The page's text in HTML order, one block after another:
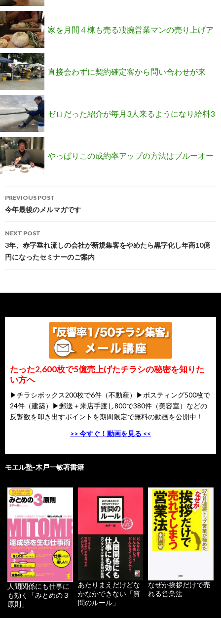
5〜7人相談が来るようになったMさんの実践報
家を月間４棟も売る凄腕営業マンの売り上げア
ップのマインドとは？
直接会わずに契約確定客から問い合わせが来
る！文章力マスター法を知りたい方へ
ゼロだった紹介が毎月3人来るようになり給料3
倍になったMさんが参加したプロジェクトの案
内
やっぱりこの成約率アップの方法はブルーオー
Post
navigation
PREVIOUS POST
今年最後のメルマガです
NEXT POST
3年、赤字垂れ流しの会社が新規集客をやめたら黒字化し年商10億
円になったセミナーのご案内
たった2,600枚で5億売上げたチラシの秘密を知りた
い方へ
▶チラシボックス200枚で6件（不動産）▶ポスティング500枚で
24件（建築）▶郵送＋来店手渡し800で380件（美容室）などの
反響数を叩き出すポイントを期間限定で無料の動画を公開中！
>> 今すぐ！動画を見る <<
モエル塾-木戸一敏著書籍
人間関係にも仕事に
も効く「みとめの３
原則」
あたりまえだけどな
かなかできない「質
問のルール」
なぜか挨拶だけで売
れる営業法